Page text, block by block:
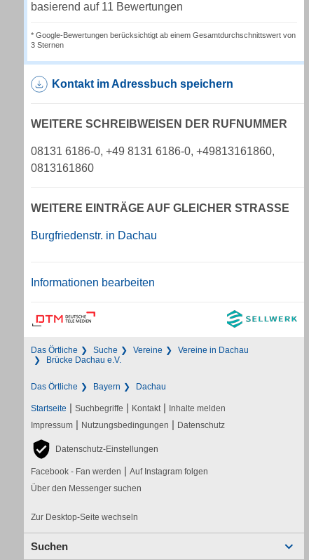
basierend auf 11 Bewertungen
* Google-Bewertungen berücksichtigt ab einem Gesamtdurchschnittswert von
3 Sternen
Kontakt im Adressbuch speichern
WEITERE SCHREIBWEISEN DER RUFNUMMER
08131 6186-0, +49 8131 6186-0, +49813161860,
0813161860
WEITERE EINTRÄGE AUF GLEICHER STRASSE
Burgfriedenstr. in Dachau
Informationen bearbeiten
Das Örtliche Suche Vereine
Vereine in Dachau
Brücke Dachau e.V.
Das Örtliche Bayern Dachau
Startseite | Suchbegriffe | Kontakt | Inhalte melden
Impressum | Nutzungsbedingungen | Datenschutz
Datenschutz-Einstellungen
Facebook - Fan werden | Auf Instagram folgen
Über den Messenger suchen
Zur Desktop-Seite wechseln
Suchen